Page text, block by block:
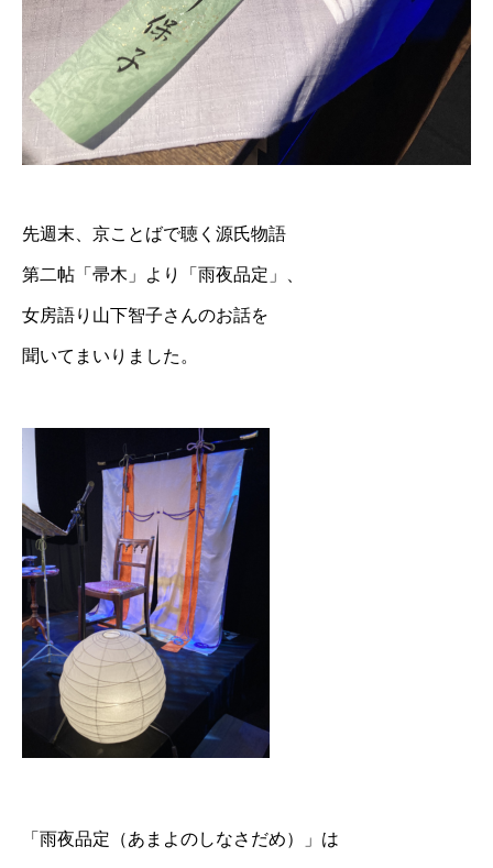
先週末、京ことばで聴く源氏物語
第二帖「帚木」より「雨夜品定」、
女房語り山下智子さんのお話を
聞いてまいりました。
「雨夜品定（あまよのしなさだめ）」は